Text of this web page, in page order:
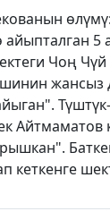
5
Чоң
жансыз
Айтмаматов
кеткенге